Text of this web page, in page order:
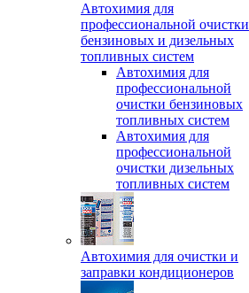
Автохимия для
профессиональной очистки
бензиновых и дизельных
топливных систем
Автохимия для
профессиональной
очистки бензиновых
топливных систем
Автохимия для
профессиональной
очистки дизельных
топливных систем
Автохимия для очистки и
заправки кондиционеров